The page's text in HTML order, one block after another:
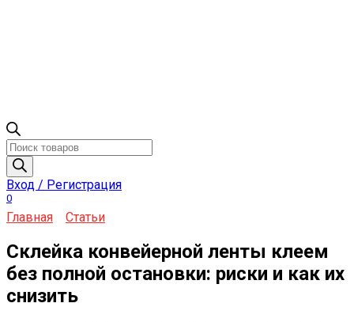
Поиск
товаров
Вход / Регистрация
0
Главная Статьи
Склейка конвейерной ленты клеем
без полной остановки: риски и как их
снизить